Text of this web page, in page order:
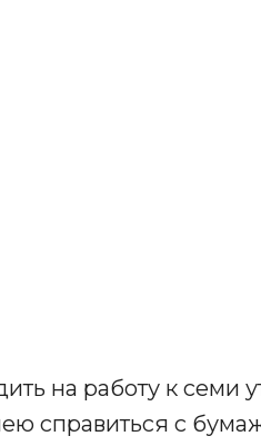
на работу к семи
справиться с